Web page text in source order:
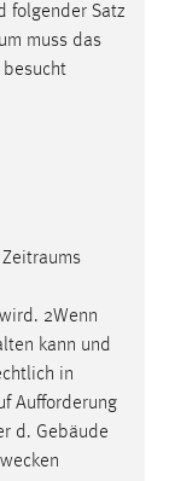
folgender Satz
muss das
besucht
Zeitraums
2Wenn
kann und
in
Aufforderung
d. Gebäude